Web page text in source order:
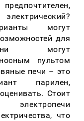
могут
для
могут
пультом
печи – это
парилен,
Стоит
что